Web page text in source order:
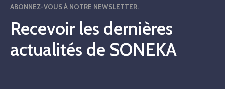
ABONNEZ-VOUS À NOTRE NEWSLETTER.
Recevoir les dernières
actualités de SONEKA